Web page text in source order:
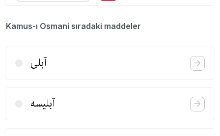
Kamus-ı Osmani sıradaki maddeler
آبلی
آبلیسه